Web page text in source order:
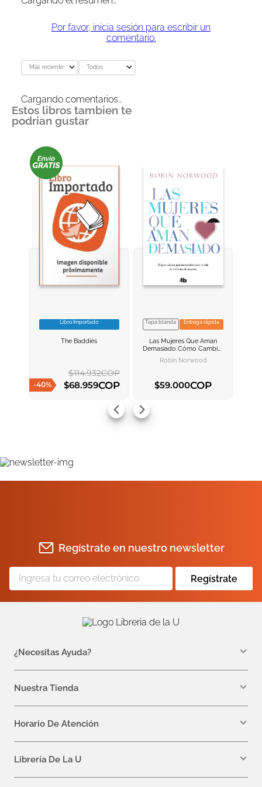
Por favor, inicia sesión para escribir un
comentario.
Más reciente Todos
Cargando comentarios…
Estos libros tambien te
podrian gustar
VER INFORMACION
Libro Importado
The Baddies
-40%
$114.932COP
$68.959COP
VER INFORMACION
AGREGAR AL
Tapa blanda Entrega rápida
Las Mujeres Que Aman
Demasiado Cómo Cambiar
Nuestra Manera De Amar Y
Así Dejar De Sufrir
Robin Norwood
$59.000COP
Regístrate en nuestro newsletter
Regístrate
¿Necesitas Ayuda?
WhatsApp +57 310 7157616
servicioalcliente@libreriadelau.com
Nuestra Tienda
Librería de la U - Teusaquillo
Calle 32a # 19- 24
Horario De Atención
Lunes, Jueves y Viernes: 7:00 a.m a 5:00 p.m
Martes y Miércoles: 7:00 a.m a 6:00 p.m.
Librería De La U
¿Quiénes somos?